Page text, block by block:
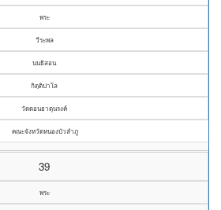
พระ
วีระพล
นนธิสอน
กิตฺติปาโล
วัดดอนธาตุนรงค์
คณะจังหวัดหนองบัวลำภู
39
พระ